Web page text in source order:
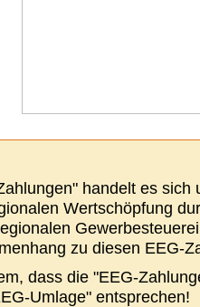
handelt es sich
Wertschöpfung
zu diesen EEG-
dass die "EEG-
Umlage" entsprechen!